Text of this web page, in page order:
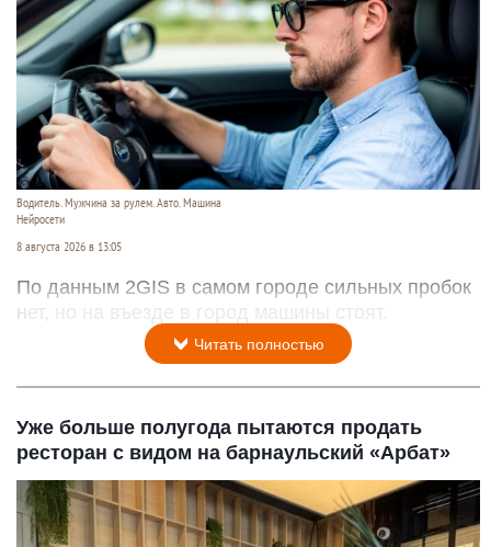
Водитель. Мужчина за рулем. Авто. Машина
Нейросети
8 августа 2026 в 13:05
По данным 2GIS в самом городе сильных пробок
нет, но на въезде в город машины стоят.
Читать полностью
Уже больше полугода пытаются продать
ресторан с видом на барнаульский «Арбат»